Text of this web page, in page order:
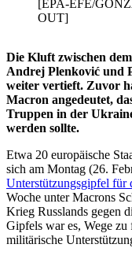
[EPA-EFE/
OUT]
Die Kluft zwischen
Andrej Plenković und
weiter vertieft. Zuvor
Macron angedeutet,
Truppen in der
werden sollte.
Etwa 20 europäische
sich am Montag (26.
Unterstützungsgipfel für
Woche unter Macrons
Krieg Russlands gegen
Gipfels war es, Wege
militärische